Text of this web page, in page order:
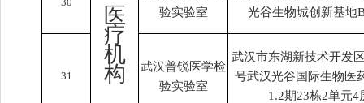
医
疗
机
构
验实验室
光谷生物城创新基地
31
武汉普锐医学检
验实验室
武汉市东湖新技术开发
号武汉光谷国际生物医
1.2期23栋2单元4